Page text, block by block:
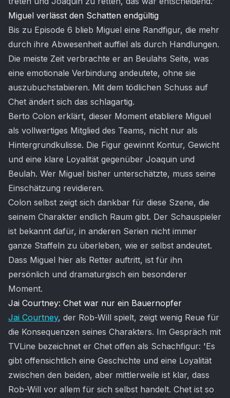
Miguel verlässt den Schatten endgültig
Bis zu Episode 6 blieb Miguel eine Randfigur, die mehr
durch ihre Abwesenheit auffiel als durch Handlungen.
Die meiste Zeit verbrachte er an Beulahs Seite, was
eine emotionale Verbindung andeutete, ohne sie
auszubuchstabieren. Mit dem tödlichen Schuss auf
Chet ändert sich das schlagartig.
Berto Colon erklärt, dieser Moment etabliere Miguel
als vollwertiges Mitglied des Teams, nicht nur als
Hintergrundkulisse. Die Figur gewinnt Kontur, Gewicht
und eine klare Loyalität gegenüber Joaquin und
Beulah. Wer Miguel bisher unterschätzte, muss seine
Einschätzung revidieren.
Colon selbst zeigt sich dankbar für diese Szene, die
seinem Charakter endlich Raum gibt. Der Schauspieler
ist bekannt dafür, in anderen Serien nicht immer
ganze Staffeln zu überleben, wie er selbst andeutet.
Dass Miguel hier als Retter auftritt, ist für ihn
persönlich und dramaturgisch ein besonderer
Moment.
Jai Courtney: Chet war nur ein Bauernopfer
Jai Courtney, der Rob-Will spielt, zeigt wenig Reue für
die Konsequenzen seines Charakters. Im Gespräch mit
TVLine bezeichnet er Chet offen als Schachfigur: 'Es
gibt offensichtlich eine Geschichte und eine Loyalität
zwischen den beiden, aber mittlerweile ist klar, dass
Rob-Will vor allem für sich selbst handelt. Chet ist so